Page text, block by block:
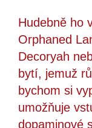
Hudebně ho
Orphaned
Decoryah
bytí, jemuž
bychom si
umožňuje
dopaminové